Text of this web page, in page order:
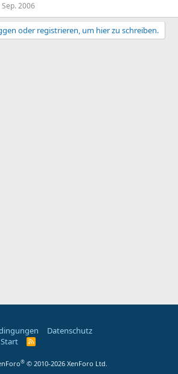
Sep. 2006
oder registrieren, um hier zu schreiben.
Datenschutz
Start
R
® © 2010-2026 XenForo Ltd.